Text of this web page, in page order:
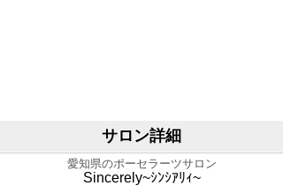
サロン詳細
愛知県のポーセラーツサロン
Sincerely~ｼﾝｼｱﾘｨ~